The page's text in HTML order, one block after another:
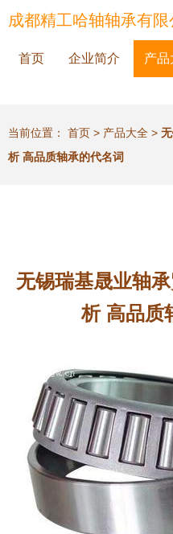
成都精工哈轴轴承有限
首页 企业简介 产品
当前位置： 首页 > 产品大全 >
析 高品质轴承的代名词
无锡瑞基晟业轴
析 高品质